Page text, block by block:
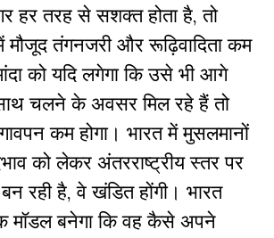
हर तरह से सशक्त होता है,तो
मौजूद तंगनजरी और रूढ़िवादिता कम
को यदि लगेगा कि उसे भी आगे
चलने के अवसर मिल रहे हैं तो
कम होगा। भारत में मुसलमानों
को लेकर अंतरराष्ट्रीय स्तर पर
बन रही है,वे खंडित होंगी। भारत
मॉडल बनेगा कि वह कैसे अपने